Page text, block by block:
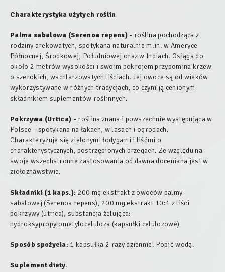
Charakterystyka użytych roślin
Palma sabalowa (Serenoa repens) - roślina pochodząca z
rodziny arekowatych, spotykana naturalnie m.in. w Ameryce
Północnej, Środkowej, Południowej oraz w Indiach. Osiąga do
około 2 metrów wysokości i swoim pokrojem przypomina krzew
o szerokich, wachlarzowatych liściach. Jej owoce są od wieków
wykorzystywane w różnych tradycjach, co czyni ją cenionym
składnikiem suplementów roślinnych.
Pokrzywa (Urtica) - roślina znana i powszechnie występująca w
Polsce – spotykana na łąkach, w lasach i ogrodach.
Charakteryzuje się zielonymi łodygami i liśćmi o
charakterystycznych, postrzępionych brzegach. Ze względu na
swoje wszechstronne zastosowania od dawna doceniana jest w
ziołoznawstwie.
Składniki (1 kaps.): 200 mg ekstrakt z owoców palmy
sabalowej (Serenoa repens), 200 mg ekstrakt 10:1 z liści
pokrzywy (utrica), substancja żelująca:
hydroksypropylometyloceluloza (kapsułki celulozowe)
Sposób spożycia: 1 kapsułka 2 razy dziennie. Popić wodą.
Suplement diety.